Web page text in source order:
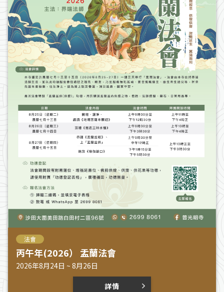
法會
丙午年(2026） 盂蘭法會
2026年8月24日 ~ 8月26日
詳情